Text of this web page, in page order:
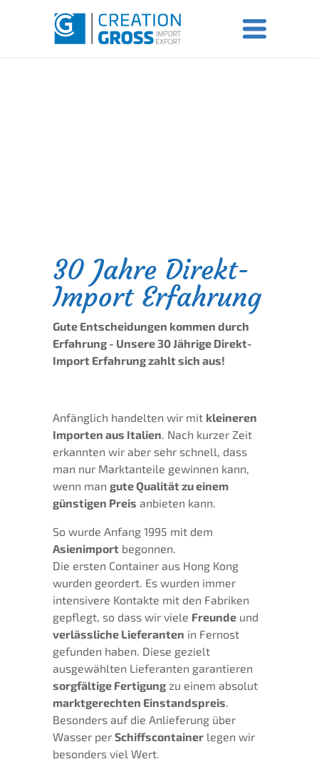
30 Jahre Direkt-
Import Erfahrung
Gute Entscheidungen kommen durch
Erfahrung - Unsere 30 Jährige Direkt-
Import Erfahrung zahlt sich aus!
Anfänglich handelten wir mit kleineren
Importen aus Italien. Nach kurzer Zeit
erkannten wir aber sehr schnell, dass
man nur Marktanteile gewinnen kann,
wenn man gute Qualität zu einem
günstigen Preis anbieten kann.
So wurde Anfang 1995 mit dem
Asienimport begonnen.
Die ersten Container aus Hong Kong
wurden geordert. Es wurden immer
intensivere Kontakte mit den Fabriken
gepflegt, so dass wir viele Freunde und
verlässliche Lieferanten in Fernost
gefunden haben. Diese gezielt
ausgewählten Lieferanten garantieren
sorgfältige Fertigung zu einem absolut
marktgerechten Einstandspreis.
Besonders auf die Anlieferung über
Wasser per Schiffscontainer legen wir
besonders viel Wert.